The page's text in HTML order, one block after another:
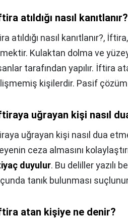
atıldığı nasıl kanıtlanır?
atıldığı nasıl kanıtlanır?,
Kulaktan dolma ve
tarafından yapılır. İftira
kişilerdir. Pasif çözüm
uğrayan kişi nasıl
uğrayan kişi nasıl dua
ceza almasını
duyulur. Bu deliller yazılı
tanık bulunması
atan kişiye ne denir?